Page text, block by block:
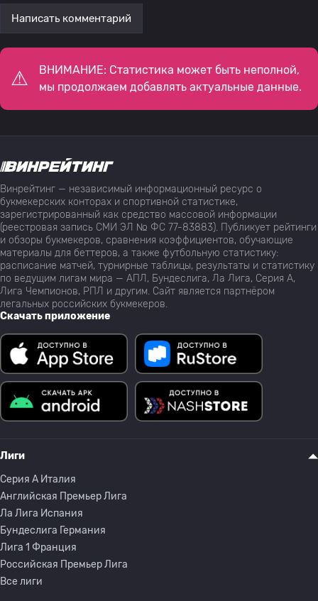
Написать комментарий
ВНИМАНИЕ: Статистика может быть неполной,
мы продолжаем добавлять актуальные данные.
Винрейтинг — независимый информационный ресурс о
букмекерских конторах и спортивной статистике,
зарегистрированный как средство массовой информации
(реестровая запись СМИ ЭЛ № ФС 77-83883). Публикует рейтинги
и обзоры букмекеров, сравнения коэффициентов, обучающие
материалы для беттеров, а также футбольную статистику:
расписание матчей, турнирные таблицы, результаты и статистику
по ведущим лигам мира — АПЛ, Бундеслига, Ла Лига, Серия А,
Лига Чемпионов, РПЛ и другим. Сайт является партнёром
легальных российских букмекеров.
Скачать приложение
Лиги
Серия A Италия
Английская Премьер Лига
Ла Лига Испания
Бундеслига Германия
Лига 1 Франция
Российская Премьер Лига
Все лиги